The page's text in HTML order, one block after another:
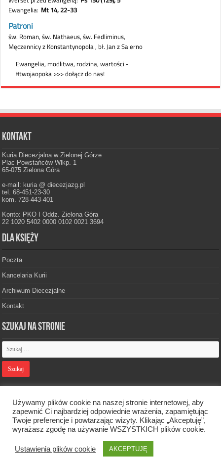
Kontakt
Kuria Diecezjalna w Zielonej Górze
Plac Powstańców Wlkp. 1
65-075 Zielona Góra
e-mail: kuria @ diecezjazg.pl
tel. 68-451-23-30
kom. 728-443-401
Konto: PKO I Oddz. Zielona Góra
22 1020 5402 0000 0102 0021 3694
Dla księży
Poczta
Kancelaria Kurii
Archiwum Diecezjalne
Kontakt
Szukaj na stronie
Designed by Webdawid
Oficjalna strona Diecezji Zielonogórsko-Gorzowskiej. © 2026. Wszelkie
Używamy plików cookie na naszej stronie internetowej, aby
zapewnić Ci najbardziej odpowiednie wrażenia, zapamiętując
Twoje preferencje i powtarzając wizyty. Klikając „Akceptuję”,
wyrażasz zgodę na używanie WSZYSTKICH plików cookie.
Ustawienia plików cookie AKCEPTUJĘ